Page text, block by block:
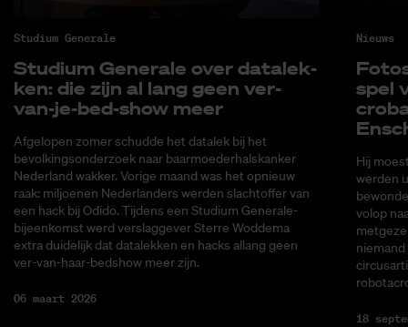
Studium Generale
Stu­di­um Ge­ne­ra­le over da­ta­lek­
ken: die zijn al lang geen ver-
van-je-bed-show meer
Afgelopen zomer schudde het datalek bij het
bevolkingsonderzoek naar baarmoederhalskanker
Nederland wakker. Vorige maand was het opnieuw
raak: miljoenen Nederlanders werden slachtoffer van
een hack bij Odido. Tijdens een Studium Generale-
bijeenkomst werd verslaggever Sterre Woddema
extra duidelijk dat datalekken en hacks allang geen
ver-van-haar-bedshow meer zijn.
06 maart 2026
Nieuws
spel
Hij
werden
volop
18